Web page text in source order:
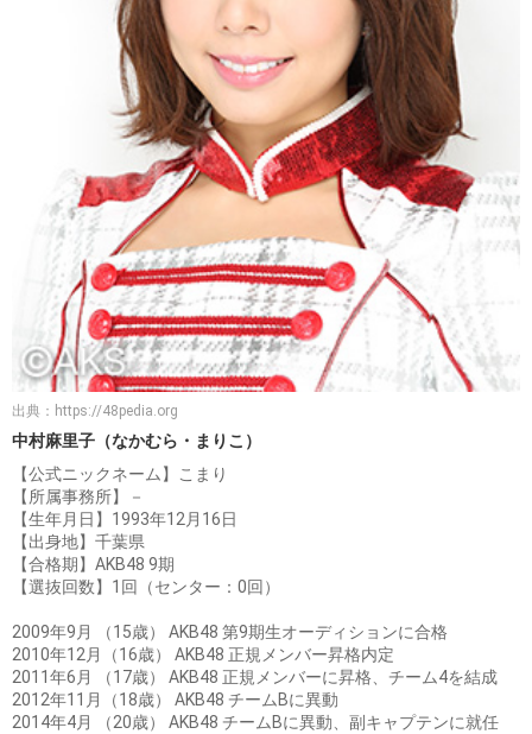
出典： https://48pedia.org
中村麻里子（なかむら・まりこ）
【公式ニックネーム】こまり
【所属事務所】－
【生年月日】1993年12月16日
【出身地】千葉県
【合格期】AKB48 9期
【選抜回数】1回（センター：0回）
2009年9月 （15歳） AKB48 第9期生オーディションに合格
2010年12月（16歳） AKB48 正規メンバー昇格内定
2011年6月 （17歳） AKB48 正規メンバーに昇格、チーム4を結成
2012年11月（18歳） AKB48 チームBに異動
2014年4月 （20歳） AKB48 チームBに異動、副キャプテンに就任